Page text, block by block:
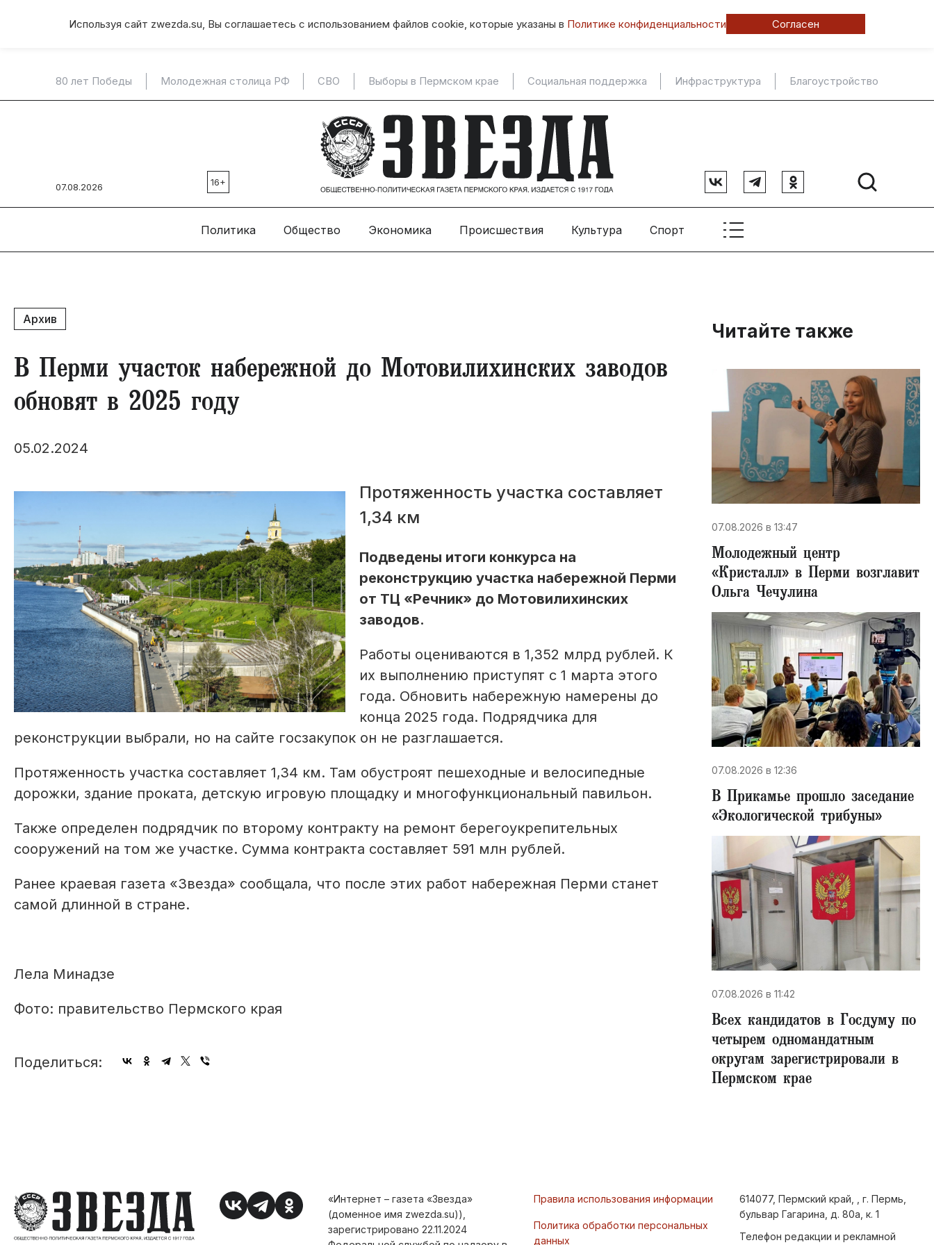
Используя сайт zwezda.su, Вы соглашаетесь с использованием файлов cookie, которые указаны в Политике конфиденциальности Согласен
80 лет Победы Молодежная столица РФ СВО Выборы в Пермском крае Социальная поддержка Инфраструктура Благоустройство
07.08.2026 16+
Политика Общество Экономика Происшествия Культура Спорт
Архив
В Перми участок набережной до Мотовилихинских заводов
обновят в 2025 году
05.02.2024
Протяженность участка составляет
1,34 км
Подведены итоги конкурса на
реконструкцию участка набережной Перми
от ТЦ «Речник» до Мотовилихинских
заводов.
Работы оцениваются в 1,352 млрд рублей. К
их выполнению приступят с 1 марта этого
года. Обновить набережную намерены до
конца 2025 года. Подрядчика для
реконструкции выбрали, но на сайте госзакупок он не разглашается.
Протяженность участка составляет 1,34 км. Там обустроят пешеходные и велосипедные
дорожки, здание проката, детскую игровую площадку и многофункциональный павильон.
Также определен подрядчик по второму контракту на ремонт берегоукрепительных
сооружений на том же участке. Сумма контракта составляет 591 млн рублей.
Ранее краевая газета «Звезда» сообщала, что после этих работ набережная Перми станет
самой длинной в стране.
Лела Минадзе
Фото: правительство Пермского края
Поделиться:
Читайте также
07.08.2026 в 13:47
Молодежный центр
«Кристалл» в Перми возглавит
Ольга Чечулина
07.08.2026 в 12:36
В Прикамье прошло заседание
«Экологической трибуны»
07.08.2026 в 11:42
Всех кандидатов в Госдуму по
четырем одномандатным
округам зарегистрировали в
Пермском крае
«Интернет – газета «Звезда»
(доменное имя zwezda.su)),
зарегистрировано 22.11.2024
Правила использования информации
Политика обработки персональных
данных
614077, Пермский край, , г. Пермь,
бульвар Гагарина, д. 80а, к. 1
Телефон редакции и рекламной